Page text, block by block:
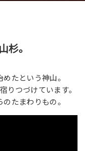
杉。
たという神山。
りつづけています。
たまわりもの。